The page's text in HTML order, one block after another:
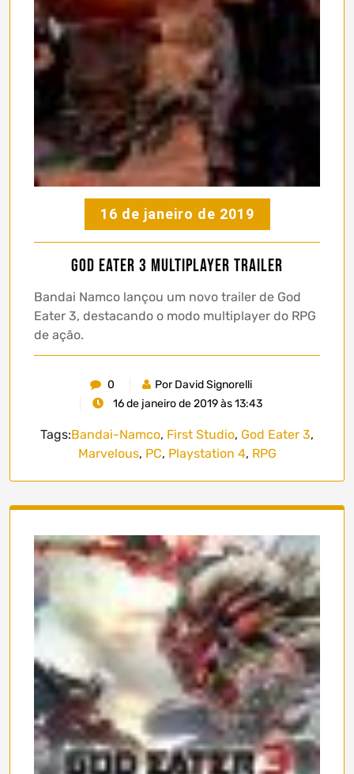
16 de janeiro de 2019
God Eater 3 Multiplayer Trailer
Bandai Namco lançou um novo trailer de God
Eater 3, destacando o modo multiplayer do RPG
de ação.
0
Por David Signorelli
16 de janeiro de 2019 às 13:43
Tags:Bandai-Namco, First Studio, God Eater 3,
Marvelous, PC, Playstation 4, RPG